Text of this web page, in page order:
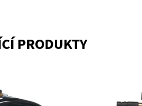
PRODUKTY
7,5M - ke všem
PĚNOVACÍ